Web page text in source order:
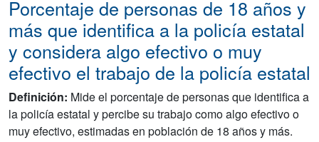
Porcentaje de personas de 18 años y
más que identifica a la policía estatal
y considera algo efectivo o muy
efectivo el trabajo de la policía estatal
Definición: Mide el porcentaje de personas que identifica a
la policía estatal y percibe su trabajo como algo efectivo o
muy efectivo, estimadas en población de 18 años y más.